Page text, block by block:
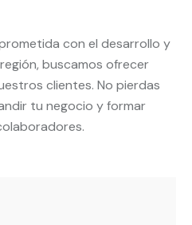
con el desarrollo y
buscamos ofrecer
clientes. No pierdas
tu negocio y formar